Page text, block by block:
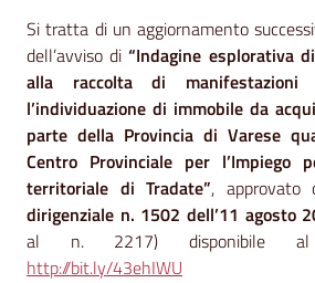
Si tratta di un aggiornamento
dell’avviso di“Indagine esplorativa
alla raccolta di
l’individuazione di immobile da
parte della Provincia di Varese
Centro Provinciale per l’Impiego
territoriale di Tradate”,
dirigenziale n. 1502 dell’11 agosto
al n. 2217) disponibile al
http://bit.ly/43ehIWU